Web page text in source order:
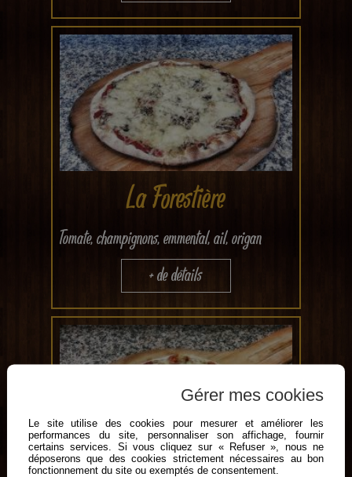
La Forestière
Tomate, champignons, emmental, ail, origan
+ de détails
Gérer mes cookies
Le site utilise des cookies pour mesurer et améliorer les
performances du site, personnaliser son affichage, fournir
certains services. Si vous cliquez sur « Refuser », nous ne
déposerons que des cookies strictement nécessaires au bon
fonctionnement du site ou exemptés de consentement.